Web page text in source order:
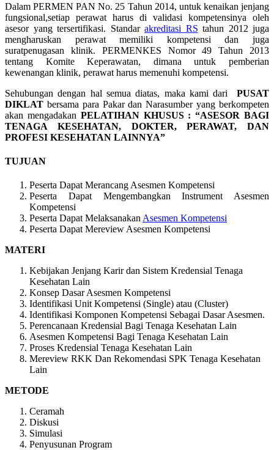
Dalam PERMEN PAN No. 25 Tahun 2014, untuk kenaikan jenjang
fungsional,setiap perawat harus di validasi kompetensinya oleh
asesor yang tersertifikasi. Standar akreditasi RS tahun 2012 juga
mengharuskan perawat memiliki kompetensi dan juga
suratpenugasan klinik. PERMENKES Nomor 49 Tahun 2013
tentang Komite Keperawatan, dimana untuk pemberian
kewenangan klinik, perawat harus memenuhi kompetensi.
Sehubungan dengan hal semua diatas, maka kami dari PUSAT
DIKLAT bersama para Pakar dan Narasumber yang berkompeten
akan mengadakan PELATIHAN KHUSUS :“ASESOR BAGI
TENAGA KESEHATAN, DOKTER, PERAWAT, DAN
PROFESI KESEHATAN LAINNYA”
TUJUAN
Peserta Dapat Merancang Asesmen Kompetensi
Peserta Dapat Mengembangkan Instrument Asesmen
Kompetensi
Peserta Dapat Melaksanakan Asesmen Kompetensi
Peserta Dapat Mereview Asesmen Kompetensi
MATERI
Kebijakan Jenjang Karir dan Sistem Kredensial Tenaga
Kesehatan Lain
Konsep Dasar Asesmen Kompetensi
Identifikasi Unit Kompetensi (Single) atau (Cluster)
Identifikasi Komponen Kompetensi Sebagai Dasar Asesmen.
Perencanaan Kredensial Bagi Tenaga Kesehatan Lain
Asesmen Kompetensi Bagi Tenaga Kesehatan Lain
Proses Kredensial Tenaga Kesehatan Lain
Mereview RKK Dan Rekomendasi SPK Tenaga Kesehatan
Lain
METODE
Ceramah
Diskusi
Simulasi
Penyusunan Program